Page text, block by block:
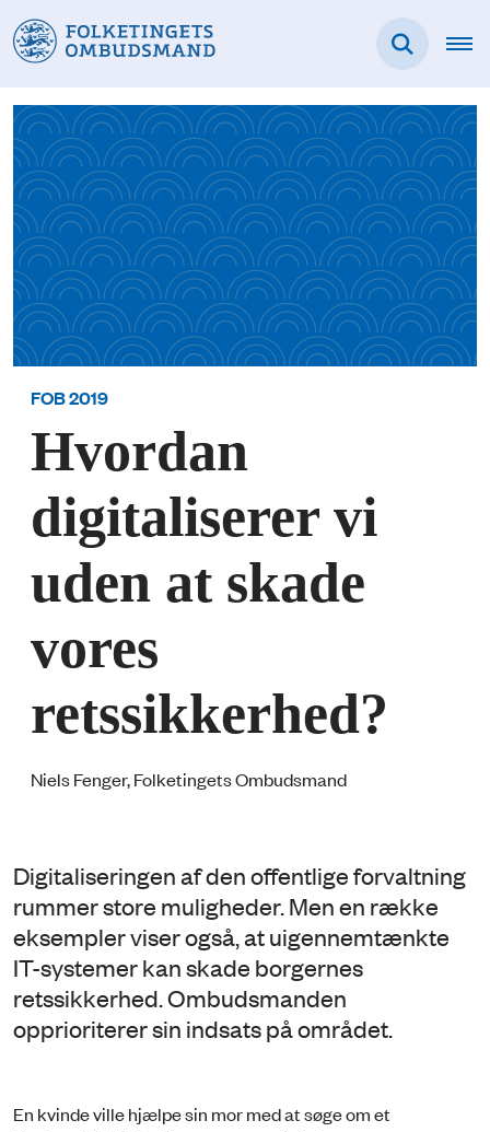
FOB 2019
Hvordan
digitaliserer vi
uden at skade
vores
retssikkerhed?
Niels Fenger, Folketingets Ombudsmand
Digitaliseringen af den offentlige forvaltning
rummer store muligheder. Men en række
eksempler viser også, at uigennemtænkte
IT-systemer kan skade borgernes
retssikkerhed. Ombudsmanden
opprioriterer sin indsats på området.
En kvinde ville hjælpe sin mor med at søge om et